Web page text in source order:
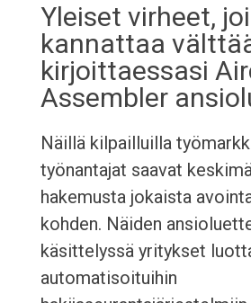
Yleiset virheet,
kannattaa
kirjoittaessasi
Assembler
Näillä kilpailluilla
työnantajat saavat
hakemusta jokaista
kohden. Näiden
käsittelyssä yritykset
automatisoituihin